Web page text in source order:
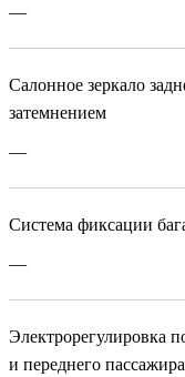
—
Салонное зеркало
затемнением
—
Система фиксации
—
Электрорегулировка
и переднего пассажира